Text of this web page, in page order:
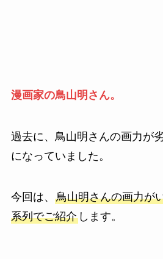
漫画家の鳥山明さん。
過去に、鳥山明さんの画力が
になっていました。
今回は、 鳥山明さんの画力が
系列でご紹介します。